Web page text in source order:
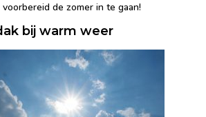
de zomer in te gaan!
bij warm weer